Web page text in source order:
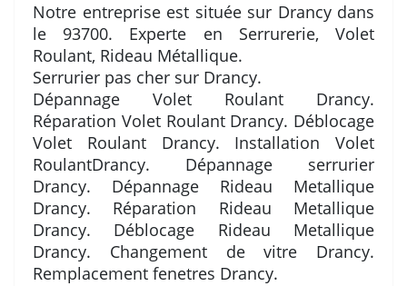
Notre entreprise est située sur Drancy dans
le 93700. Experte en Serrurerie, Volet
Roulant, Rideau Métallique.
Serrurier pas cher sur Drancy.
Dépannage Volet Roulant Drancy.
Réparation Volet Roulant Drancy. Déblocage
Volet Roulant Drancy. Installation Volet
RoulantDrancy. Dépannage serrurier
Drancy. Dépannage Rideau Metallique
Drancy. Réparation Rideau Metallique
Drancy. Déblocage Rideau Metallique
Drancy. Changement de vitre Drancy.
Remplacement fenetres Drancy.